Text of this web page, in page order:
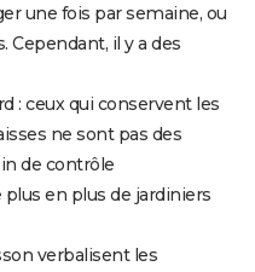
une fois par semaine, ou
Cependant, il y a des
: ceux qui conservent les
ne sont pas des
de contrôle
plus en plus de jardiniers
verbalisent les